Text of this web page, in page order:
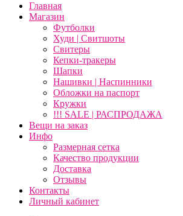
Главная
Магазин
Футболки
Худи | Свитшоты
Свитеры
Кепки-тракеры
Шапки
Нашивки | Наспинники
Обложки на паспорт
Кружки
!!! SALE | РАСПРОДАЖА
Вещи на заказ
Инфо
Размерная сетка
Качество продукции
Доставка
Отзывы
Контакты
Личный кабинет